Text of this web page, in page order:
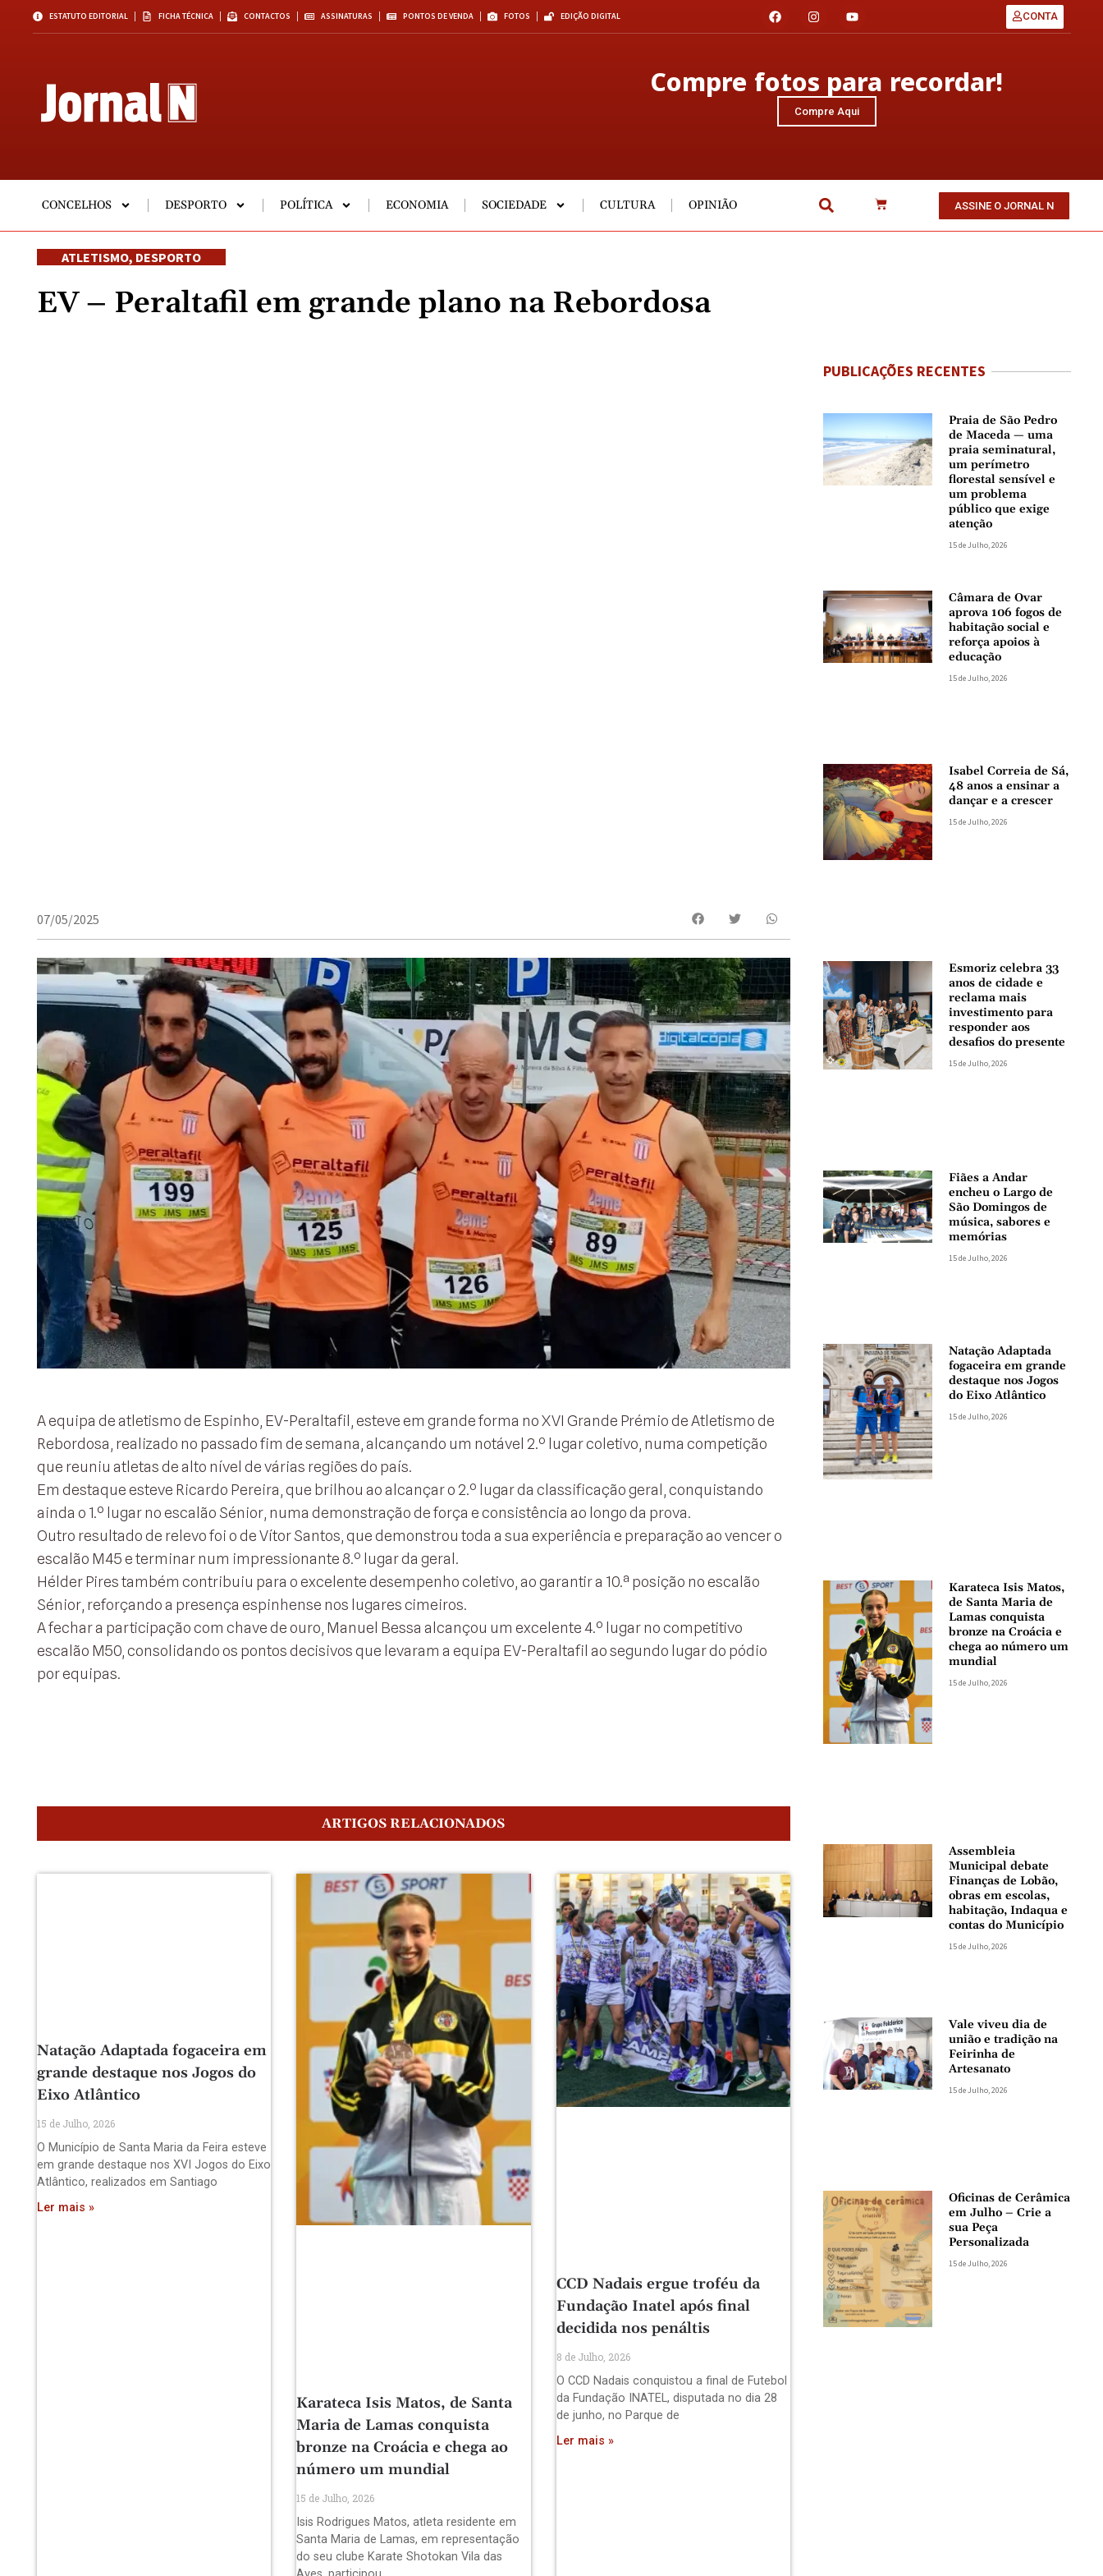
ESTATUTO EDITORIAL FICHA TÉCNICA CONTACTOS ASSINATURAS PONTOS DE VENDA FOTOS EDIÇÃO DIGITAL CONTA
Compre fotos para recordar!
Compre Aqui
CONCELHOS DESPORTO POLÍTICA ECONOMIA SOCIEDADE CULTURA OPINIÃO ASSINE O JORNAL N
ATLETISMO, DESPORTO
EV – Peraltafil em grande plano na Rebordosa
07/05/2025
A equipa de atletismo de Espinho, EV-Peraltafil, esteve em grande forma no XVI Grande Prémio de Atletismo de
Rebordosa, realizado no passado fim de semana, alcançando um notável 2.º lugar coletivo, numa competição
que reuniu atletas de alto nível de várias regiões do país.
Em destaque esteve Ricardo Pereira, que brilhou ao alcançar o 2.º lugar da classificação geral, conquistando
ainda o 1.º lugar no escalão Sénior, numa demonstração de força e consistência ao longo da prova.
Outro resultado de relevo foi o de Vítor Santos, que demonstrou toda a sua experiência e preparação ao vencer o
escalão M45 e terminar num impressionante 8.º lugar da geral.
Hélder Pires também contribuiu para o excelente desempenho coletivo, ao garantir a 10.ª posição no escalão
Sénior, reforçando a presença espinhense nos lugares cimeiros.
A fechar a participação com chave de ouro, Manuel Bessa alcançou um excelente 4.º lugar no competitivo
escalão M50, consolidando os pontos decisivos que levaram a equipa EV-Peraltafil ao segundo lugar do pódio
por equipas.
ARTIGOS RELACIONADOS
Natação Adaptada fogaceira em
grande destaque nos Jogos do
Eixo Atlântico
15 de Julho, 2026
O Município de Santa Maria da Feira esteve
em grande destaque nos XVI Jogos do Eixo
Atlântico, realizados em Santiago
Ler mais »
Karateca Isis Matos, de Santa
Maria de Lamas conquista
bronze na Croácia e chega ao
número um mundial
15 de Julho, 2026
Isis Rodrigues Matos, atleta residente em
Santa Maria de Lamas, em representação
do seu clube Karate Shotokan Vila das
CCD Nadais ergue troféu da
Fundação Inatel após final
decidida nos penáltis
8 de Julho, 2026
O CCD Nadais conquistou a final de Futebol
da Fundação INATEL, disputada no dia 28
de junho, no Parque de
Ler mais »
PUBLICAÇÕES RECENTES
Praia de São Pedro
de Maceda — uma
praia seminatural,
um perímetro
florestal sensível e
um problema
público que exige
atenção
15 de Julho, 2026
Câmara de Ovar
aprova 106 fogos de
habitação social e
reforça apoios à
educação
15 de Julho, 2026
Isabel Correia de Sá,
48 anos a ensinar a
dançar e a crescer
15 de Julho, 2026
Esmoriz celebra 33
anos de cidade e
reclama mais
investimento para
responder aos
desafios do presente
15 de Julho, 2026
Fiães a Andar
encheu o Largo de
São Domingos de
música, sabores e
memórias
15 de Julho, 2026
Natação Adaptada
fogaceira em grande
destaque nos Jogos
do Eixo Atlântico
15 de Julho, 2026
Karateca Isis Matos,
de Santa Maria de
Lamas conquista
bronze na Croácia e
chega ao número um
mundial
15 de Julho, 2026
Assembleia
Municipal debate
Finanças de Lobão,
obras em escolas,
habitação, Indaqua e
contas do Município
15 de Julho, 2026
Vale viveu dia de
união e tradição na
Feirinha de
Artesanato
15 de Julho, 2026
Oficinas de Cerâmica
em Julho – Crie a
sua Peça
Personalizada
15 de Julho, 2026